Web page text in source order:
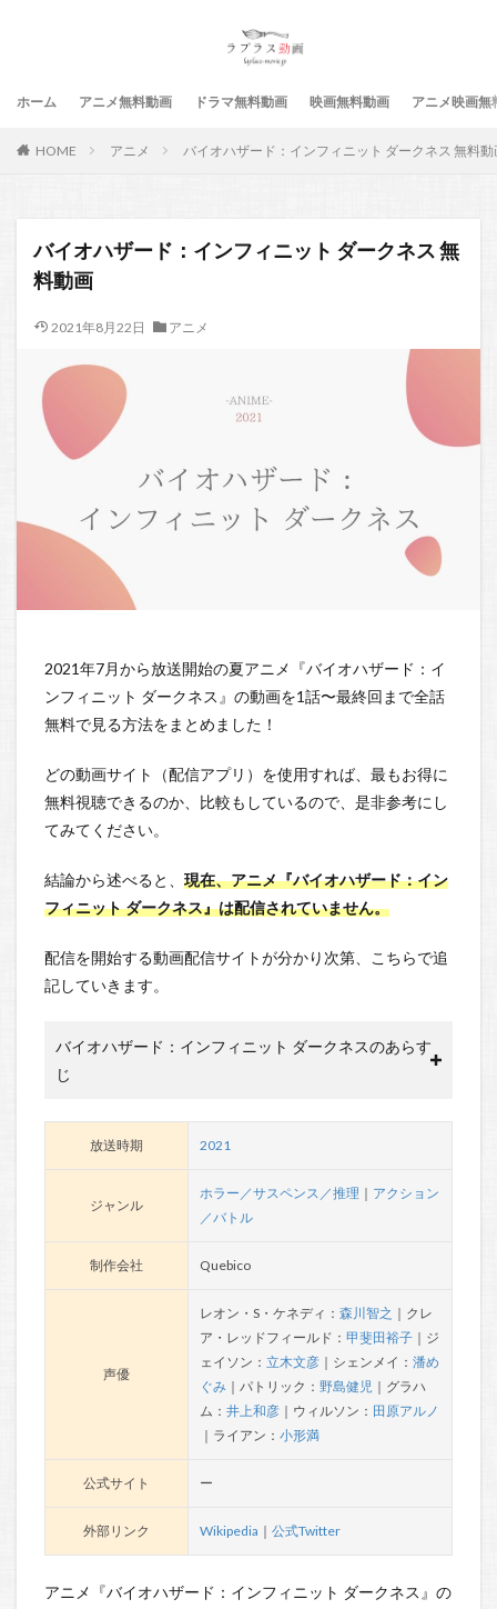
ホーム アニメ無料動画 ドラマ無料動画 映画無料動画 アニメ映画無
HOME アニメ バイオハザード：インフィニット ダークネス 無料動
バイオハザード：インフィニット ダークネス 無
料動画
2021年8月22日 アニメ
2021年7月から放送開始の夏アニメ『バイオハザード：イ
ンフィニット ダークネス』の動画を1話〜最終回まで全話
無料で見る方法をまとめました！
どの動画サイト（配信アプリ）を使用すれば、最もお得に
無料視聴できるのか、比較もしているので、是非参考にし
てみてください。
結論から述べると、 現在、アニメ『バイオハザード：イン
フィニット ダークネス』は配信されていません。
配信を開始する動画配信サイトが分かり次第、こちらで追
記していきます。
バイオハザード：インフィニット ダークネスのあらす
じ
放送時期 2021
ジャンル
ホラー／サスペンス／推理 ｜ アクション
／バトル
制作会社 Quebico
声優
レオン・S・ケネディ： 森川智之 ｜クレ
ア・レッドフィールド： 甲斐田裕子｜ジ
ェイソン： 立木文彦｜シェンメイ： 潘め
ぐみ｜パトリック： 野島健児｜グラハ
ム： 井上和彦｜ウィルソン： 田原アルノ
｜ライアン： 小形満
公式サイト ー
外部リンク Wikipedia ｜ 公式Twitter
アニメ『バイオハザード：インフィニット ダークネス』の